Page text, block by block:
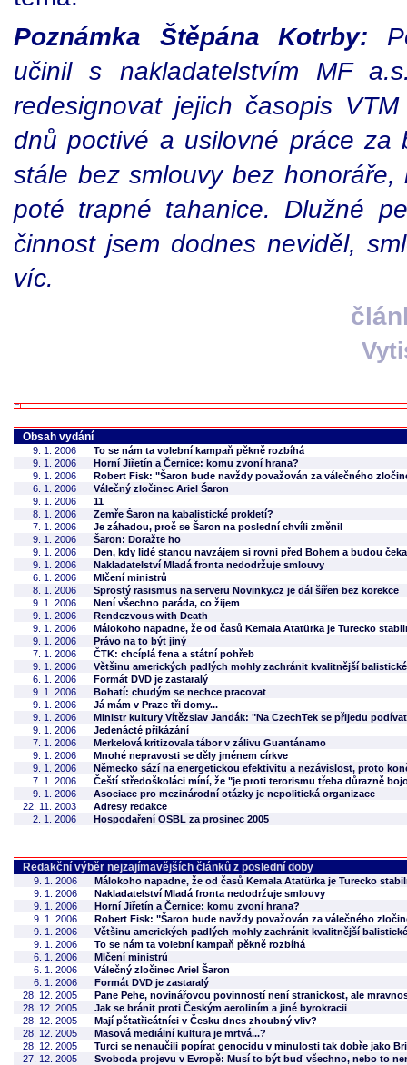
Poznámka Štěpána Kotrby:
učinil s nakladatelstvím MF
redesignovat jejich časopis
dnů poctivé a usilovné práce za
stále bez smlouvy bez
poté trapné tahanice. Dlužné
činnost jsem dodnes neviděl,
víc.
Obsah vydání
9. 1. 2006
To se nám ta volební kampaň pěkně rozbíhá
9. 1. 2006
Horní Jiřetín a Černice: komu zvoní hrana?
9. 1. 2006
Robert Fisk: "Šaron bude navždy považován za válečného
6. 1. 2006
Válečný zločinec Ariel Šaron
9. 1. 2006
11
8. 1. 2006
Zemře Šaron na kabalistické prokletí?
7. 1. 2006
Je záhadou, proč se Šaron na poslední chvíli změnil
9. 1. 2006
Šaron: Doražte ho
9. 1. 2006
Den, kdy lidé stanou navzájem si rovni před Bohem a budou
9. 1. 2006
Nakladatelství Mladá fronta nedodržuje smlouvy
6. 1. 2006
Mlčení ministrů
8. 1. 2006
Sprostý rasismus na serveru Novinky.cz je dál šířen bez korekce
9. 1. 2006
Není všechno paráda, co žijem
9. 1. 2006
Rendezvous with Death
9. 1. 2006
Málokoho napadne, že od časů Kemala Atatürka je Turecko
9. 1. 2006
Právo na to být jiný
7. 1. 2006
ČTK: chcíplá fena a státní pohřeb
9. 1. 2006
Většinu amerických padlých mohly zachránit kvalitnější
6. 1. 2006
Formát DVD je zastaralý
9. 1. 2006
Bohatí: chudým se nechce pracovat
9. 1. 2006
Já mám v Praze tři domy...
9. 1. 2006
Ministr kultury Vítězslav Jandák: "Na CzechTek se přijedu
9. 1. 2006
Jedenácté přikázání
7. 1. 2006
Merkelová kritizovala tábor v zálivu Guantánamo
9. 1. 2006
Mnohé nepravosti se děly jménem církve
9. 1. 2006
Německo sází na energetickou efektivitu a nezávislost, proto
7. 1. 2006
Čeští středoškoláci míní, že "je proti terorismu třeba důrazně
9. 1. 2006
Asociace pro mezinárodní otázky je nepolitická organizace
22. 11. 2003
Adresy redakce
2. 1. 2006
Hospodaření OSBL za prosinec 2005
Redakční výběr nejzajímavějších článků z poslední doby
9. 1. 2006
Málokoho napadne, že od časů Kemala Atatürka je Turecko
9. 1. 2006
Nakladatelství Mladá fronta nedodržuje smlouvy
9. 1. 2006
Horní Jiřetín a Černice: komu zvoní hrana?
9. 1. 2006
Robert Fisk: "Šaron bude navždy považován za válečného
9. 1. 2006
Většinu amerických padlých mohly zachránit kvalitnější
9. 1. 2006
To se nám ta volební kampaň pěkně rozbíhá
6. 1. 2006
Mlčení ministrů
6. 1. 2006
Válečný zločinec Ariel Šaron
6. 1. 2006
Formát DVD je zastaralý
28. 12. 2005
Pane Pehe, novinářovou povinností není stranickost, ale
28. 12. 2005
Jak se bránit proti Českým aeroliním a jiné byrokracii
28. 12. 2005
Mají pětatřicátníci v Česku dnes zhoubný vliv?
28. 12. 2005
Masová mediální kultura je mrtvá...?
28. 12. 2005
Turci se nenaučili popírat genocidu v minulosti tak dobře jako
27. 12. 2005
Svoboda projevu v Evropě: Musí to být buď všechno, nebo to